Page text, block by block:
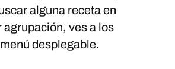
alguna receta en
agrupación, ves a los
desplegable.